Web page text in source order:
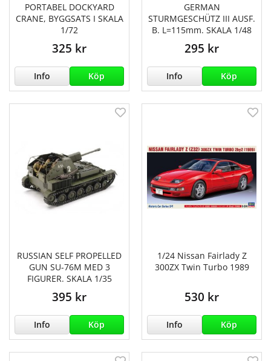
PORTABEL DOCKYARD
CRANE, BYGGSATS I SKALA
1/72
325 kr
Info Köp
GERMAN
STURMGESCHÜTZ III AUSF.
B. L=115mm. SKALA 1/48
295 kr
Info Köp
RUSSIAN SELF PROPELLED
GUN SU-76M MED 3
FIGURER. SKALA 1/35
395 kr
Info Köp
1/24 Nissan Fairlady Z
300ZX Twin Turbo 1989
530 kr
Info Köp